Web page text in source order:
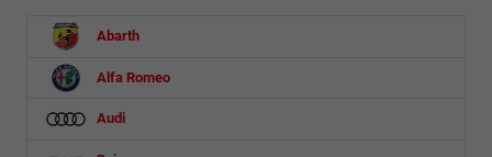
Abarth
Alfa Romeo
Audi